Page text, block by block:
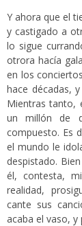
Y ahora que el
y castigado a
lo sigue
otrora hacía
en los
hace décadas,
Mientras tanto,
un millón de
compuesto. Es
el mundo le
despistado.
él, contesta,
realidad,
cante sus
acaba el vaso, y